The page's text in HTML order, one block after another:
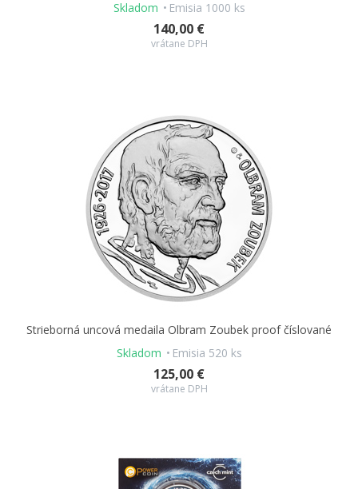
Skladom Emisia 1000 ks
140,00 €
vrátane DPH
Strieborná uncová medaila Olbram Zoubek proof číslované
Skladom
Emisia 520 ks
125,00 €
vrátane DPH